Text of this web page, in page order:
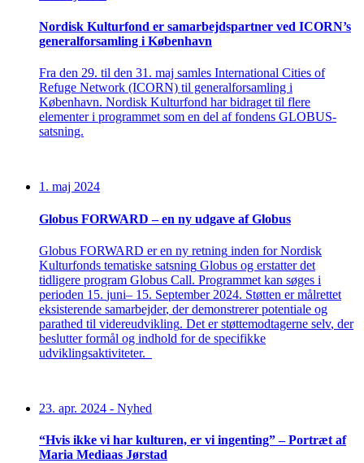
Nordisk Kulturfond er samarbejdspartner ved ICORN’s
generalforsamling i København
Fra den 29. til den 31. maj samles International Cities of
Refuge Network (ICORN) til generalforsamling i
København. Nordisk Kulturfond har bidraget til flere
elementer i programmet som en del af fondens GLOBUS-
satsning.
1. maj 2024
Globus FORWARD – en ny udgave af Globus
Globus FORWARD eren ny retning inden for Nordisk
Kulturfonds tematiske satsning Globus og erstatterdet
tidligere program Globus Call. Programmet kan søges i
perioden 15. juni– 15. September 2024. Støtten ermålrettet
eksisterende samarbejder, derdemonstrerer potentiale og
parathed til videreudvikling. Det erstøttemodtagerne selv, der
beslutter formål og indhold forde specifikke
udviklingsaktiviteter.
23. apr. 2024 - Nyhed
“Hvis ikke vi har kulturen, er vi ingenting” – Portræt af
Maria Mediaas Jørstad